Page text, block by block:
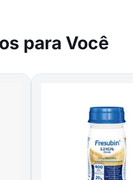
para Você